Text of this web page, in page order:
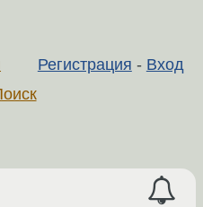
Регистрация - Вход